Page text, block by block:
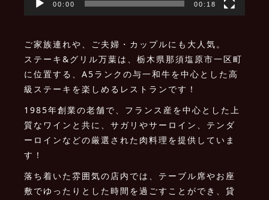
00:00 00:18
ご家族連れや、ご夫婦・カップルにも大人気。
ステーキ&グリル万葉は、栃木県那須塩原市一区町
に位置する、A5ランクの与一和牛を中心とした高
級ステーキを楽しめるレストランです！
1985年創業の老舗で、フランス産を中心とした上
質なワインと共に、サガリやサーロイン、テンダ
ーロインなどの厳選された肉料理を提供していま
す！
落ち着いた雰囲気の店内では、テーブル席やお座
敷でゆったりとした時間を過ごすことができ、貸